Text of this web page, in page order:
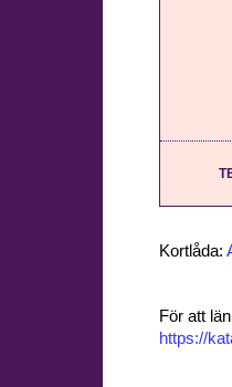
Kortlåda:
För att
https://